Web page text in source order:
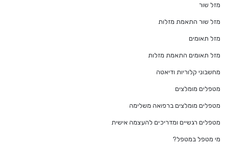
מזל שור
מזל שור התאמת מזלות
מזל תאומים
מזל תאומים התאמת מזלות
מחשבוני קלוריות ודיאטה
מטפלים מומלצים
מטפלים מומלצים ברפואה משלימה
מטפלים רגשיים ומדריכים להעצמה אישית
מי מטפל במטפל?